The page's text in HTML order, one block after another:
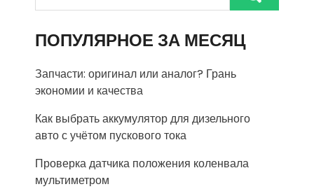
ПОПУЛЯРНОЕ ЗА МЕСЯЦ
Запчасти: оригинал или аналог? Грань
экономии и качества
Как выбрать аккумулятор для дизельного
авто с учётом пускового тока
Проверка датчика положения коленвала
мультиметром